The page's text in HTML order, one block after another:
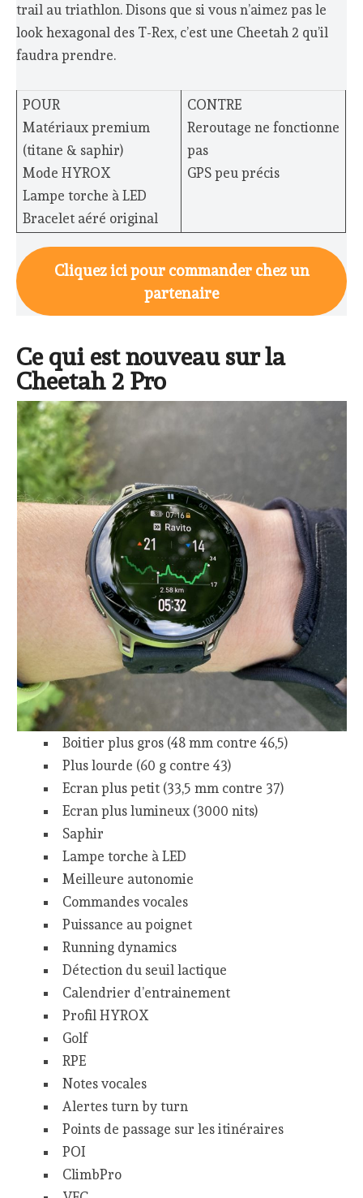
trail au triathlon. Disons que si vous n’aimez pas le
look hexagonal des T-Rex, c’est une Cheetah 2 qu’il
faudra prendre.
POUR
Matériaux premium
(titane & saphir)
Mode HYROX
Lampe torche à LED
Bracelet aéré original
CONTRE
Reroutage ne fonctionne
pas
GPS peu précis
Cliquez ici pour commander chez un
partenaire
Ce qui est nouveau sur la
Cheetah 2 Pro
Boitier plus gros (48 mm contre 46,5)
Plus lourde (60 g contre 43)
Ecran plus petit (33,5 mm contre 37)
Ecran plus lumineux (3000 nits)
Saphir
Lampe torche à LED
Meilleure autonomie
Commandes vocales
Puissance au poignet
Running dynamics
Détection du seuil lactique
Calendrier d’entrainement
Profil HYROX
Golf
RPE
Notes vocales
Alertes turn by turn
Points de passage sur les itinéraires
POI
ClimbPro